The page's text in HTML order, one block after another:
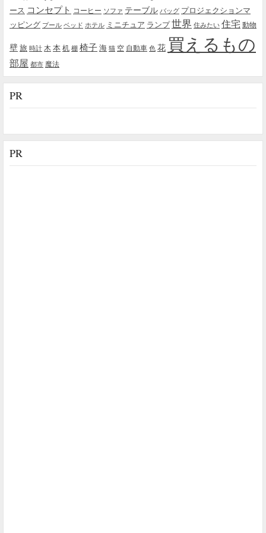
ース コンセプト コーヒー ソファ テーブル バッグ プロジェクションマ
ッピング プール ベッド ホテル ミニチュア ランプ世界 住みたい 住宅 動物
壁旅 時計 木 本机 棚 椅子海 猫 空 自動車 色 花 買えるもの
部屋 都市 魔法
PR
PR